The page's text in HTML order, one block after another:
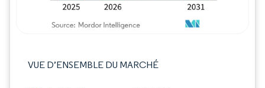
VUE D’ENSEMBLE DU MARCHÉ